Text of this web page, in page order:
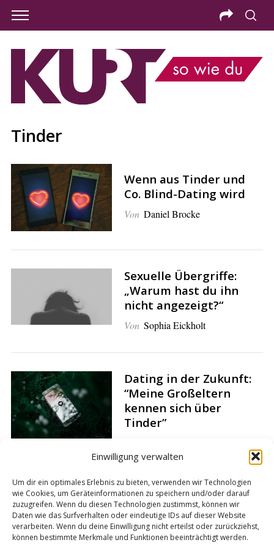
Einwilligung verwalten
Um dir ein optimales Erlebnis zu bieten, verwenden wir Technologien
wie Cookies, um Geräteinformationen zu speichern und/oder darauf
zuzugreifen. Wenn du diesen Technologien zustimmst, können wir
Daten wie das Surfverhalten oder eindeutige IDs auf dieser Website
verarbeiten. Wenn du deine Einwilligung nicht erteilst oder zurückziehst,
können bestimmte Merkmale und Funktionen beeinträchtigt werden.
Tinder
Wenn aus Tinder und
Co. Blind-Dating wird
Von Daniel Brocke
Sexuelle Übergriffe:
„Warum hast du ihn
nicht angezeigt?“
Von Sophia Eickholt
Dating in der Zukunft:
“Meine Großeltern
kennen sich über
Tinder”
Das Duell: Tinder, Lovoo
und Co. – sinnvoll oder
unnötig?
S
f
o
r